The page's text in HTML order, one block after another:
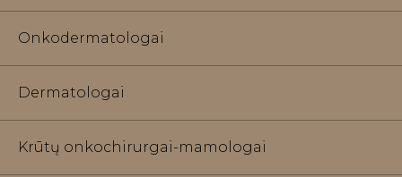
Onkodermatologai
Dermatologai
Krūtų onkochirurgai-mamologai